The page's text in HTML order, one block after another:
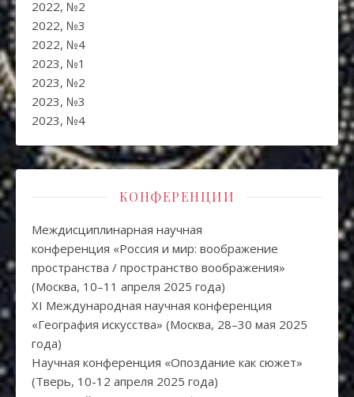
2022, №2
2022, №3
2022, №4
2023, №1
2023, №2
2023, №3
2023, №4
КОНФЕРЕНЦИИ
Междисциплинарная научная
конференция «Россия и мир: воображение
пространства / пространство воображения»
(Москва, 10–11 апреля 2025 года)
XI Международная научная конференция
«География искусства» (Москва, 28–30 мая 2025
года)
Научная конференция «Опоздание как сюжет»
(Тверь, 10-12 апреля 2025 года)